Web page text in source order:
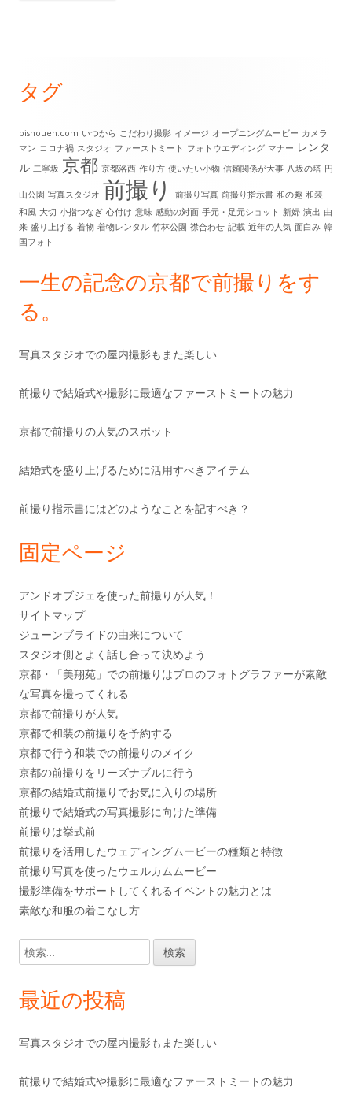
メ
イ
ン
サ
イ
ー
タグ
bishouen.com いつから こだわり撮影 イメージ オープニングムービー カメラ
マン コロナ禍 スタジオ ファーストミート フォトウエディング マナー レンタ
ル 二寧坂 京都 京都洛西 作り方 使いたい小物 信頼関係が大事 八坂の塔 円
山公園 写真スタジオ 前撮り 前撮り写真 前撮り指示書 和の趣 和装
和風 大切 小指つなぎ 心付け 意味 感動の対面 手元・足元ショット 新婦 演出 由
来 盛り上げる 着物 着物レンタル 竹林公園 襟合わせ 記載 近年の人気 面白み 韓
国フォト
一生の記念の京都で前撮りをす
る。
写真スタジオでの屋内撮影もまた楽しい
前撮りで結婚式や撮影に最適なファーストミートの魅力
京都で前撮りの人気のスポット
結婚式を盛り上げるために活用すべきアイテム
前撮り指示書にはどのようなことを記すべき？
固定ページ
アンドオブジェを使った前撮りが人気！
サイトマップ
ジューンブライドの由来について
スタジオ側とよく話し合って決めよう
京都・「美翔苑」での前撮りはプロのフォトグラファーが素敵
な写真を撮ってくれる
京都で前撮りが人気
京都で和装の前撮りを予約する
京都で行う和装での前撮りのメイク
京都の前撮りをリーズナブルに行う
京都の結婚式前撮りでお気に入りの場所
前撮りで結婚式の写真撮影に向けた準備
前撮りは挙式前
前撮りを活用したウェディングムービーの種類と特徴
前撮り写真を使ったウェルカムムービー
撮影準備をサポートしてくれるイベントの魅力とは
素敵な和服の着こなし方
検
索:
最近の投稿
写真スタジオでの屋内撮影もまた楽しい
前撮りで結婚式や撮影に最適なファーストミートの魅力